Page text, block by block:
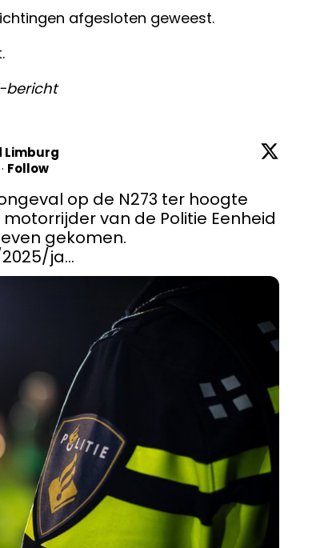
afgesloten geweest.
bericht
Limburg
· Follow
op de N273 ter hoogte
motorrijder van de Politie Eenheid
ja…